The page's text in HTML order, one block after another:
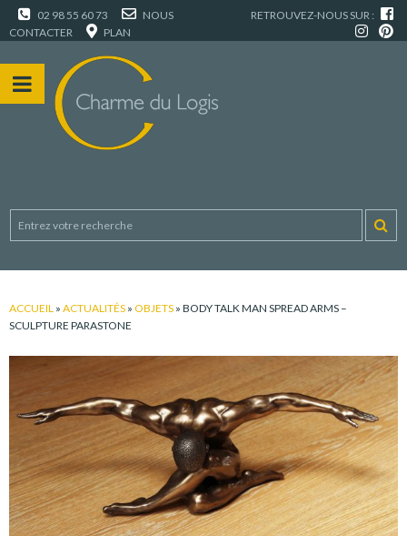
02 98 55 60 73
NOUS
CONTACTER
PLAN
RETROUVEZ-NOUS SUR :
ACCUEIL » ACTUALITÉS » OBJETS » BODY TALK MAN SPREAD ARMS –
SCULPTURE PARASTONE